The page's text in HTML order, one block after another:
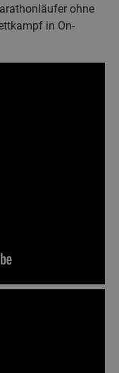
ohne
in On-